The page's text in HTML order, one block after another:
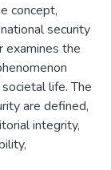
concept,
security
examines the
life. The
are defined,
integrity,